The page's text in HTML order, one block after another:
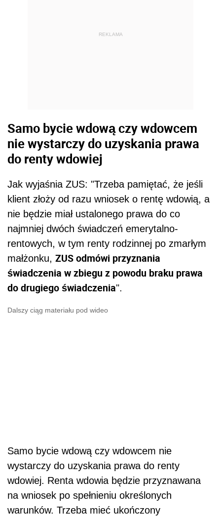
REKLAMA
Samo bycie wdową czy wdowcem
nie wystarczy do uzyskania prawa
do renty wdowiej
Jak wyjaśnia ZUS: "Trzeba pamiętać, że jeśli
klient złoży od razu wniosek o rentę wdowią, a
nie będzie miał ustalonego prawa do co
najmniej dwóch świadczeń emerytalno-
rentowych, w tym renty rodzinnej po zmarłym
małżonku, ZUS odmówi przyznania
świadczenia w zbiegu z powodu braku prawa
do drugiego świadczenia".
Dalszy ciąg materiału pod wideo
Samo bycie wdową czy wdowcem nie
wystarczy do uzyskania prawa do renty
wdowiej. Renta wdowia będzie przyznawana
na wniosek po spełnieniu określonych
warunków. Trzeba mieć ukończony